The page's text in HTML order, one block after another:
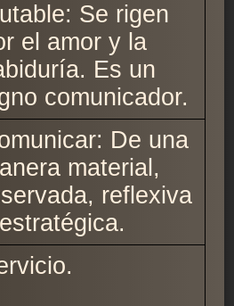
Se rigen
el amor y la
Es un
comunicador.
De una
material,
reflexiva